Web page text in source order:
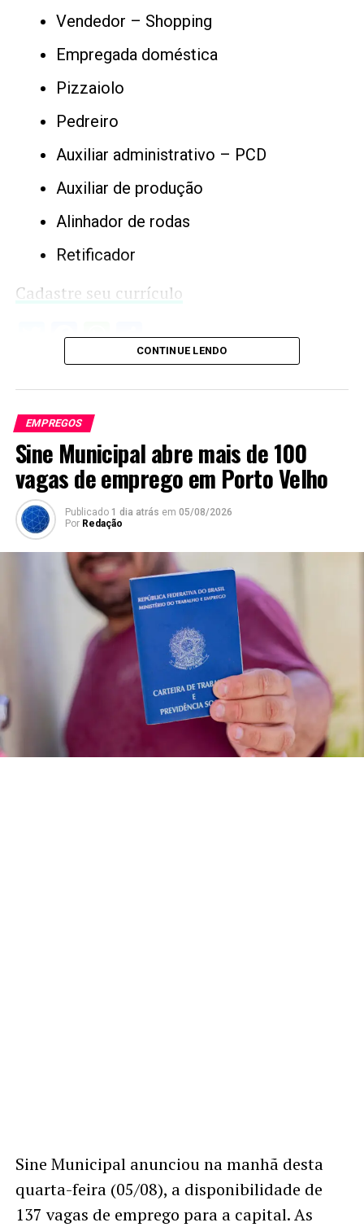
Vendedor – Shopping
Empregada doméstica
Pizzaiolo
Pedreiro
Auxiliar administrativo – PCD
Auxiliar de produção
Alinhador de rodas
Retificador
Cadastre seu currículo
Twitter
Facebook
WhatsApp
Share
CONTINUE LENDO
EMPREGOS
Sine Municipal abre mais de 100
vagas de emprego em Porto Velho
Publicado 1 dia atrás em 05/08/2026
Por Redação
Sine Municipal anunciou na manhã desta
quarta-feira (05/08), a disponibilidade de
137 vagas de emprego para a capital. As